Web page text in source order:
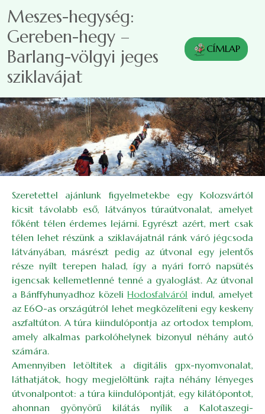
Meszes-hegység:
Gereben-hegy –
Barlang-völgyi jeges
sziklavájat
CÍMLAP
Szeretettel ajánlunk figyelmetekbe egy Kolozsvártól
kicsit távolabb eső, látványos túraútvonalat, amelyet
főként télen érdemes lejárni. Egyrészt azért, mert csak
télen lehet részünk a sziklavájatnál ránk váró jégcsoda
látványában, másrészt pedig az útvonal egy jelentős
része nyílt terepen halad, így a nyári forró napsütés
igencsak kellemetlenné tenné a gyaloglást. Az útvonal
a Bánffyhunyadhoz közeli Hodosfalváról indul, amelyet
az E60-as országútról lehet megközelíteni egy keskeny
aszfaltúton. A túra kiindulópontja az ortodox templom,
amely alkalmas parkolóhelynek bizonyul néhány autó
számára.
Amennyiben letöltitek a digitális gpx-nyomvonalat,
láthatjátok, hogy megjelöltünk rajta néhány lényeges
útvonalpontot: a túra kiindulópontját, egy kilátópontot,
ahonnan gyönyörű kilátás nyílik a Kalotaszegi-